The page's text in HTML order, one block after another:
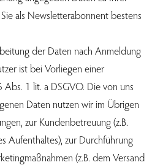
als Newsletterabonnent bestens
der Daten nach Anmeldung
ist bei Vorliegen einer
1 lit. a DSGVO. Die von uns
Daten nutzen wir im Übrigen
zur Kundenbetreuung (z.B.
Aufenthaltes), zur Durchführung
(z.B. dem Versand